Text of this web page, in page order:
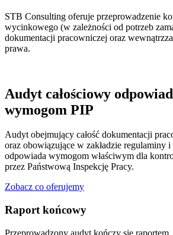
STB Consulting oferuje przeprowadzenie
wycinkowego (w zależności od potrzeb
dokumentacji pracowniczej oraz
prawa.
Audyt całościowy
wymogom PIP
Audyt obejmujący całość dokumentacji
oraz obowiązujące w zakładzie regulaminy
odpowiada wymogom właściwym dla
przez Państwową Inspekcję Pracy.
Zobacz co oferujemy
Raport końcowy
Przeprowadzony audyt kończy się